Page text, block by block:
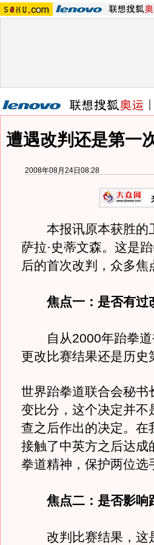
遭遇改判还是第一
2008年08月24日08:28
本报讯原本获胜的卫
萨拉·史蒂文森。这是
后的首次改判，众多焦
焦点一：是否有过
自从2000年跆拳道
更改比赛结果还是历史
世界跆拳道联合会秘书
变比分，这个决定并不
查之后作出的决定。在
接触了中英方之后达成
拳道精神，保护两位选
焦点二：是否影响
改判比赛结果，这